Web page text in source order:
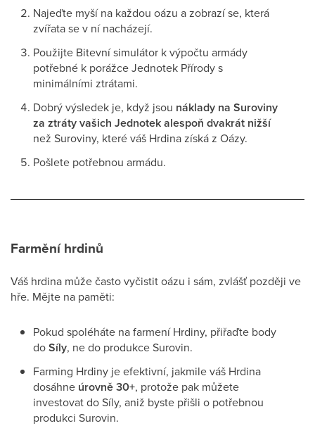
Najeďte myší na každou oázu a zobrazí se, která
zvířata se v ní nacházejí.
Použijte Bitevní simulátor k výpočtu armády
potřebné k porážce Jednotek Přírody s
minimálními ztrátami.
Dobrý výsledek je, když jsou náklady na Suroviny
za ztráty vašich Jednotek alespoň dvakrát nižší
než Suroviny, které váš Hrdina získá z Oázy.
Pošlete potřebnou armádu.
Farmění hrdinů
Váš hrdina může často vyčistit oázu i sám, zvlášť později ve
hře. Mějte na paměti:
Pokud spoléháte na farmení Hrdiny, přiřaďte body
doSíly, ne do produkce Surovin.
Farming Hrdiny je efektivní, jakmile váš Hrdina
dosáhne úrovně 30+, protože pak můžete
investovat do Síly, aniž byste přišli o potřebnou
produkci Surovin.